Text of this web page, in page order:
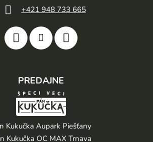
+421 948 733 665
PREDAJNE
Kukučka Aupark Piešťany
Kukučka OC MAX Trnava